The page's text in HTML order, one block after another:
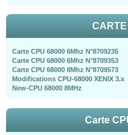
Carte CPU 68000 6Mhz N°8709235
Carte CPU 68000 6Mhz N°8709353
Carte CPU 68000 8Mhz N°8709573
Modifications CPU-68000 XENIX 3.x
New-CPU 68000 8MHz
Carte